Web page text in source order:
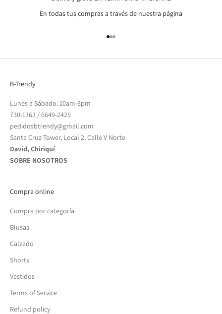
En todas tus compras a través de nuestra página
Go to item 1
Go to item 2
Go to item 3
B-Trendy
Lunes a Sábado: 10am-6pm
730-1363 /6649-2425
pedidosbtrendy@gmail.com
Santa Cruz Tower, Local 2, Calle V Norte
David, Chiriquí
SOBRE NOSOTROS
Compra online
Compra por categoría
Blusas
Calzado
Shorts
Vestidos
Terms of Service
Refund policy